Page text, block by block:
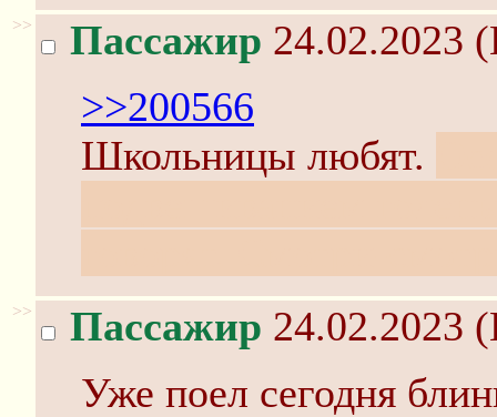
>> Пассажир 24.02.2023
>>200566
Школьницы любят.
>> Пассажир 24.02.2023
Уже поел сегодня